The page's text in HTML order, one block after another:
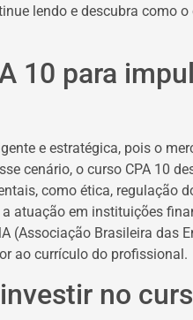
lendo e descubra como o
10 para
e estratégica, pois o
cenário, o curso CPA 10
como ética, regulação
atuação em instituições
(Associação Brasileira das
ao currículo do profissional.
no